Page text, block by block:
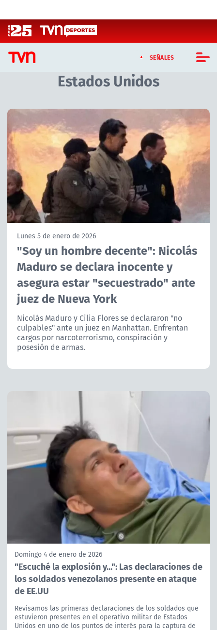
SEÑALES
CASTING MASTERCHEF CHILE
CASTING TVN VERTICAL
TVN VERTICAL
TVN PLAY
PROGRAMAS
TELESERIES
ACTUALIDAD Y TENDENCIAS
CORPORATIVO Y TRANSPARENCIA
CANAL DE DENUNCIAS
ÁREA DE PROYECTOS
Estados Unidos
Artículos relacionados con Estados Unidos
Lunes 5 de enero de 2026
"Soy un hombre decente": Nicolás
Maduro se declara inocente y
asegura estar "secuestrado" ante
juez de Nueva York
Nicolás Maduro y Cilia Flores se declararon "no
culpables" ante un juez en Manhattan. Enfrentan
cargos por narcoterrorismo, conspiración y
posesión de armas.
Domingo 4 de enero de 2026
"Escuché la explosión y...": Las declaraciones de
los soldados venezolanos presente en ataque
de EE.UU
Revisamos las primeras declaraciones de los soldados que
estuvieron presentes en el operativo militar de Estados
Unidos en uno de los puntos de interés para la captura de